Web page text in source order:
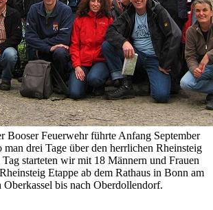
Booser Feuerwehr führte Anfang September
drei Tage über den herrlichen Rheinsteig
starteten wir mit 18 Männern und Frauen
Etappe ab dem Rathaus in Bonn am
bis nach Oberdollendorf.